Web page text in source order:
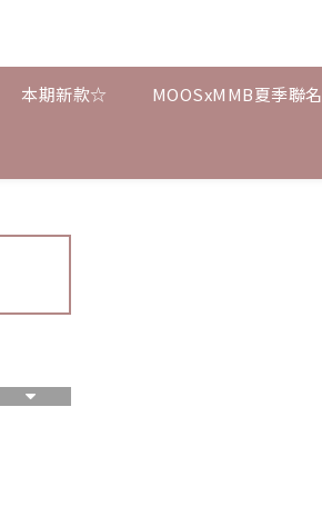
本期新款☆ MOOSxMMB夏季聯名